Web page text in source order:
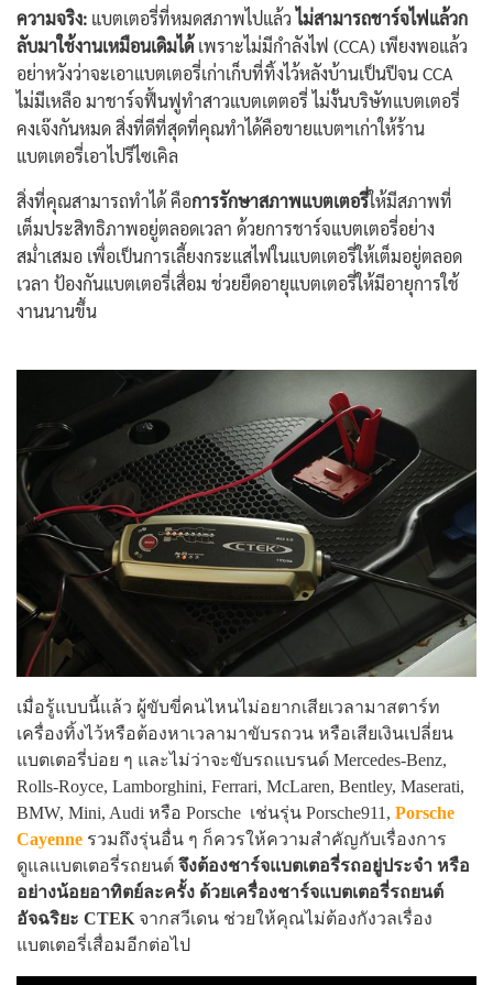
ความจริง: แบตเตอรี่ที่หมดสภาพไปแล้วไม่สามารถชาร์จไฟแล้วก
ลับมาใช้งานเหมือนเดิมได้ เพราะไม่มีกำลังไฟ (CCA) เพียงพอแล้ว
อย่าหวังว่าจะเอาแบตเตอรี่เก่าเก็บที่ทิ้งไว้หลังบ้านเป็นปีจน CCA
ไม่มีเหลือ มาชาร์จฟื้นฟูทำสาวแบตเตตอรี่ ไม่งั้นบริษัทแบตเตอรี่
คงเจ๊งกันหมด สิ่งที่ดีที่สุดที่คุณทำได้คือขายแบตฯเก่าให้ร้าน
แบตเตอรี่เอาไปรีไซเคิล
สิ่งที่คุณสามารถทำได้ คือการรักษาสภาพแบตเตอรี่ให้มีสภาพที่
เต็มประสิทธิภาพอยู่ตลอดเวลา ด้วยการชาร์จแบตเตอรี่อย่าง
สม่ำเสมอ เพื่อเป็นการเลี้ยงกระแสไฟในแบตเตอรี่ให้เต็มอยู่ตลอด
เวลา ป้องกันแบตเตอรี่เสื่อม ช่วยยืดอายุแบตเตอรี่ให้มีอายุการใช้
งานนานขึ้น
เมื่อรู้แบบนี้แล้ว ผู้ขับขี่คนไหนไม่อยากเสียเวลามาสตาร์ท
เครื่องทิ้งไว้หรือต้องหาเวลามาขับรถวน หรือเสียเงินเปลี่ยน
แบตเตอรี่บ่อย ๆ และไม่ว่าจะขับรถแบรนด์ Mercedes-Benz,
Rolls-Royce, Lamborghini, Ferrari, McLaren, Bentley, Maserati,
BMW, Mini, Audi หรือ Porsche เช่นรุ่น Porsche911, Porsche
Cayenne รวมถึงรุ่นอื่น ๆ ก็ควรให้ความสำคัญกับเรื่องการ
ดูแลแบตเตอรี่รถยนต์ จึงต้องชาร์จแบตเตอรี่รถอยู่ประจำ หรือ
อย่างน้อยอาทิตย์ละครั้ง ด้วยเครื่องชาร์จแบตเตอรี่รถยนต์
อัจฉริยะ CTEK จากสวีเดน ช่วยให้คุณไม่ต้องกังวลเรื่อง
แบตเตอรี่เสื่อมอีกต่อไป